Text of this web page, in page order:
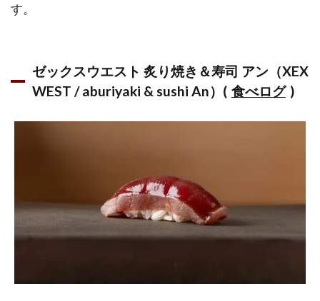
初天神
店(食べ
ログ)
1.2.3
べログ)
1.2.4
タヤ 梅
す。
ゼックスウエスト 炙り焼き＆寿司 アン（XEX
WEST / aburiyaki & sushi An）( 食べログ )